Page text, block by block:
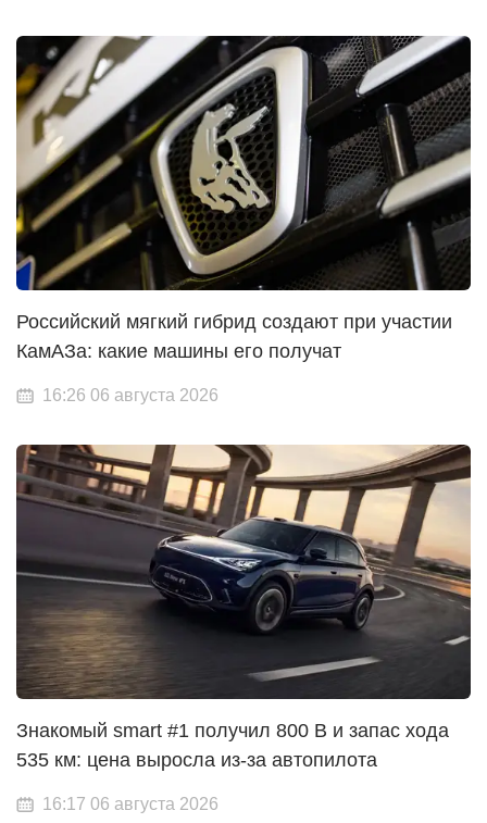
Российский мягкий гибрид создают при участии
КамАЗа: какие машины его получат
16:26 06 августа 2026
Знакомый smart #1 получил 800 В и запас хода
535 км: цена выросла из-за автопилота
16:17 06 августа 2026